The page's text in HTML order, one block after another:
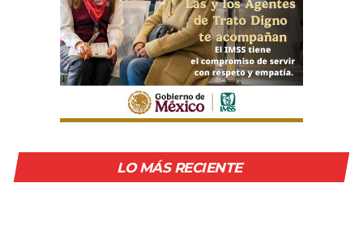
LO MÁS RECIENTE